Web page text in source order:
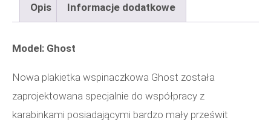
Opis Informacje dodatkowe
Model: Ghost
Nowa plakietka wspinaczkowa Ghost została
zaprojektowana specjalnie do współpracy z
karabinkami posiadającymi bardzo mały prześwit